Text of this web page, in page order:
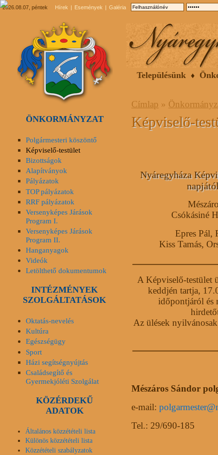
2026.08.07, péntek Hírek Események Galéria
Településünk
Címlap »
Képviselő-
Nyáregyháza
Csókásiné
Epres Pál,
Kiss Tamás,
A Képviselő-testület
keddjén tartja,
időpontjáról és
Az ülések
Mészáros Sándor
e-mail:
Tel.: 29/690-185
ÖNKORMÁNYZAT
Polgármesteri köszöntő
Képviselő-testület
Bizottságok
Alapítványok
Pályázatok
TOP pályázatok
RRF pályázatok
Versenyképes Járások
Program I.
Versenyképes Járások
Program II.
Hanganyagok
Videók
Letölthető dokumentumok
INTÉZMÉNYEK
SZOLGÁLTATÁSOK
Oktatás-nevelés
Kultúra
Egészségügy
Sport
Házi segítségnyújtás
Családsegítő és
Gyermekjóléti Szolgálat
KÖZÉRDEKŰ
ADATOK
Általános közzétételi lista
Különös közzétételi lista
Közzétételi szabályzatok